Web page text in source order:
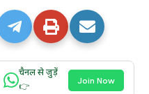
चैनल से जुड़ें
👉
Join Now